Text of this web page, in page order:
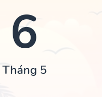
6
Tháng 5